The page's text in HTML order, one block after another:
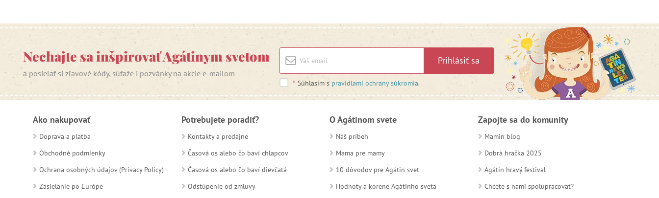
Nechajte sa inšpirovať Agátinym svetom
a posielať si zľavové kódy, súťaže i pozvánky na akcie e-mailom
Prihlásiť sa
* Súhlasím s pravidlami ochrany súkromia.
Ako nakupovať
Doprava a platba
Obchodné podmienky
Ochrana osobných údajov (Privacy Policy)
Zasielanie po Európe
Potrebujete poradiť?
Kontakty a predajne
Časová os alebo čo baví chlapcov
Časová os alebo čo baví dievčatá
Odstúpenie od zmluvy
O Agátinom svete
Náš príbeh
Mama pre mamy
10 dôvodov pre Agátin svet
Hodnoty a korene Agátinho sveta
Zapojte sa do komunity
Mamin blog
Dobrá hračka 2025
Agátin hravý festival
Chcete s nami spolupracovať?